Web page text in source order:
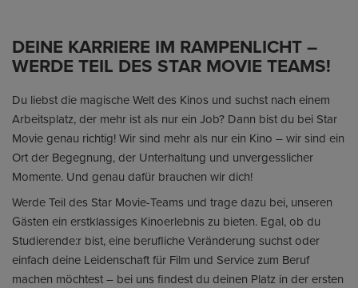
DEINE KARRIERE IM RAMPENLICHT –
WERDE TEIL DES STAR MOVIE TEAMS!
Du liebst die magische Welt des Kinos und suchst nach einem
Arbeitsplatz, der mehr ist als nur ein Job? Dann bist du bei Star
Movie genau richtig! Wir sind mehr als nur ein Kino – wir sind ein
Ort der Begegnung, der Unterhaltung und unvergesslicher
Momente. Und genau dafür brauchen wir dich!
Werde Teil des Star Movie-Teams und trage dazu bei, unseren
Gästen ein erstklassiges Kinoerlebnis zu bieten. Egal, ob du
Studierende:r bist, eine berufliche Veränderung suchst oder
einfach deine Leidenschaft für Film und Service zum Beruf
machen möchtest – bei uns findest du deinen Platz in der ersten